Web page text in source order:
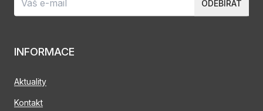
INFORMACE
Aktuality
Kontakt
ODEBÍRAT